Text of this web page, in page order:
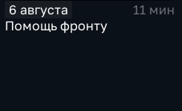
6 августа
11 мин
Помощь фронту